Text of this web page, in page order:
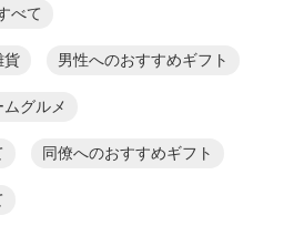
べて
貨 男性へのおすすめギフト
グルメ
同僚へのおすすめギフト